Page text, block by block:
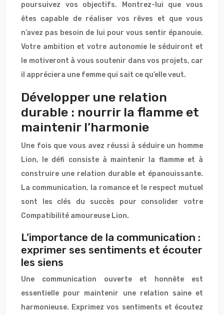
poursuivez vos objectifs. Montrez-lui que vous
êtes capable de réaliser vos rêves et que vous
n’avez pas besoin de lui pour vous sentir épanouie.
Votre ambition et votre autonomie le séduiront et
le motiveront à vous soutenir dans vos projets, car
il appréciera une femme qui sait ce qu’elle veut.
Développer une relation
durable : nourrir la flamme et
maintenir l’harmonie
Une fois que vous avez réussi à séduire un homme
Lion, le défi consiste à maintenir la flamme et à
construire une relation durable et épanouissante.
La communication, la romance et le respect mutuel
sont les clés du succès pour consolider votre
Compatibilité amoureuse Lion.
L’importance de la communication :
exprimer ses sentiments et écouter
les siens
Une communication ouverte et honnête est
essentielle pour maintenir une relation saine et
harmonieuse. Exprimez vos sentiments et écoutez